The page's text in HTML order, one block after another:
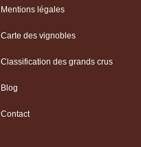
Mentions légales
Carte des vignobles
Classification des grands crus
Blog
Contact